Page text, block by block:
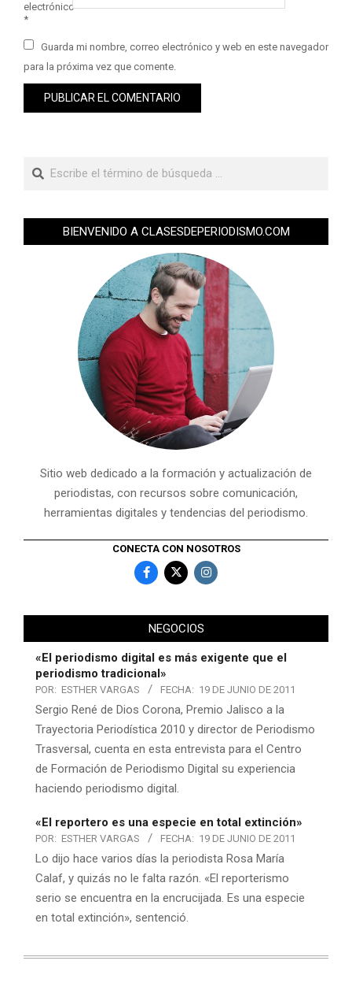
electrónico
*
Guarda mi nombre, correo electrónico y web en este navegador
para la próxima vez que comente.
BIENVENIDO A CLASESDEPERIODISMO.COM
Sitio web dedicado a la formación y actualización de
periodistas, con recursos sobre comunicación,
herramientas digitales y tendencias del periodismo.
CONECTA CON NOSOTROS
NEGOCIOS
«El periodismo digital es más exigente que el
periodismo tradicional»
POR: ESTHER VARGAS FECHA: 19 DE JUNIO DE 2011
Sergio René de Dios Corona, Premio Jalisco a la
Trayectoria Periodística 2010 y director de Periodismo
Trasversal, cuenta en esta entrevista para el Centro
de Formación de Periodismo Digital su experiencia
haciendo periodismo digital.
«El reportero es una especie en total extinción»
POR: ESTHER VARGAS FECHA: 19 DE JUNIO DE 2011
Lo dijo hace varios días la periodista Rosa María
Calaf, y quizás no le falta razón. «El reporterismo
serio se encuentra en la encrucijada. Es una especie
en total extinción», sentenció.